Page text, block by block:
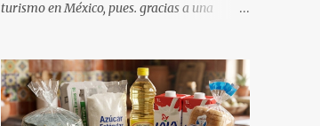
turismo en México, pues. gracias a una
fideicomisos de promoción, la entidad
proyecta un cierre de año marcado por una
ocupación hotelera robusta, una